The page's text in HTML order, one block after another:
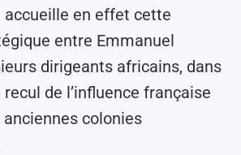
accueille en effet cette
entre Emmanuel
dirigeants africains, dans
de l’influence française
colonies